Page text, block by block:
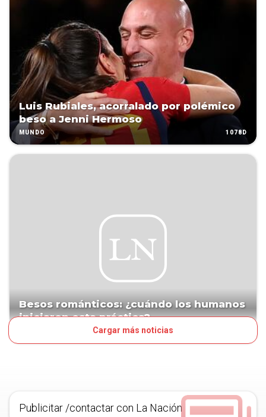
Luis Rubiales, acorralado por polémico
beso a Jenni Hermoso
MUNDO 1078D
Besos románticos: ¿cuándo los humanos
iniciaron esta práctica?
Cargar más noticias
Publicitar /contactar con La Nación